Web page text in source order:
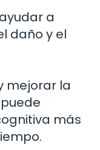
a
daño y el
mejorar la
más